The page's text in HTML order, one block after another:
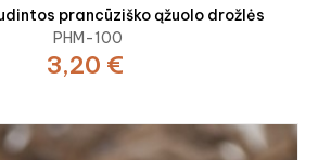
prancūziško ąžuolo drožlės
PHM-100
3,20 €